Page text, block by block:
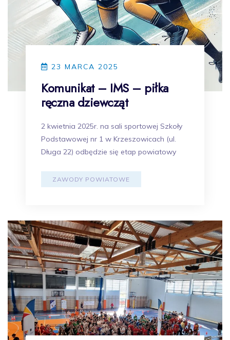
23 MARCA 2025
Komunikat – IMS – piłka
ręczna dziewcząt
2 kwietnia 2025r. na sali sportowej Szkoły
Podstawowej nr 1 w Krzeszowicach (ul.
Długa 22) odbędzie się etap powiatowy
ZAWODY POWIATOWE